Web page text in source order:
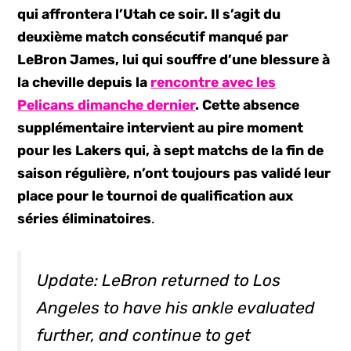
qui affrontera l’Utah ce soir. Il s’agit du
deuxième match consécutif manqué par
LeBron James, lui qui souffre d’une blessure à
la cheville depuis la rencontre avec les
Pelicans dimanche dernier. Cette absence
supplémentaire intervient au pire moment
pour les Lakers qui, à sept matchs de la fin de
saison régulière, n’ont toujours pas validé leur
place pour le tournoi de qualification aux
séries éliminatoires.
Update: LeBron returned to Los
Angeles to have his ankle evaluated
further, and continue to get